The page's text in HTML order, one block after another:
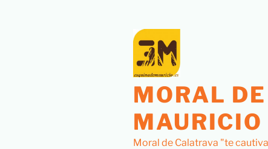
MORAL
MAURICIO
Moral de Calatrava "te